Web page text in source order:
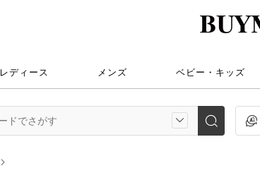
レディース メンズ ベビー・キッズ